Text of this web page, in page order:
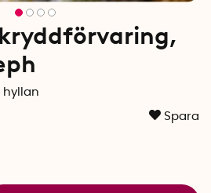
hyllan
Spara